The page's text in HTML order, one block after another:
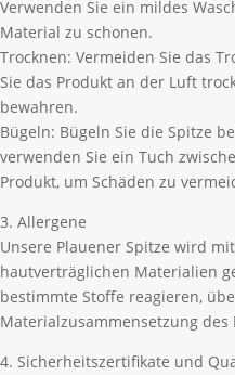
Verwenden Sie ein mildes
Material zu schonen.
Trocknen: Vermeiden Sie das
Sie das Produkt an der Luft
bewahren.
Bügeln: Bügeln Sie die Spitze
verwenden Sie ein Tuch
Produkt, um Schäden zu
3. Allergene
Unsere Plauener Spitze wird
hautverträglichen Materialien
bestimmte Stoffe reagieren,
Materialzusammensetzung
4. Sicherheitszertifikate und